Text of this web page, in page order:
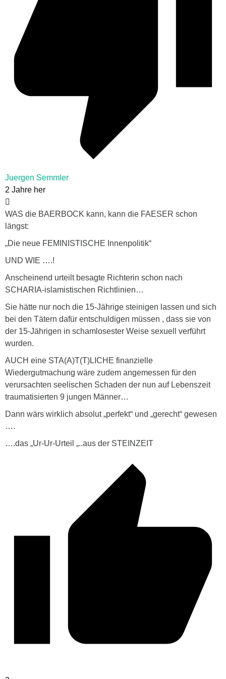
Juergen Semmler
2 Jahre her
WAS die BAERBOCK kann, kann die FAESER schon
längst:
„Die neue FEMINISTISCHE Innenpolitik“
UND WIE ….!
Anscheinend urteilt besagte Richterin schon nach
SCHARIA-islamistischen Richtlinien…
Sie hätte nur noch die 15-Jährige steinigen lassen und sich
bei den Tätern dafür entschuldigen müssen , dass sie von
der 15-Jährigen in schamlosester Weise sexuell verführt
wurden.
AUCH eine STA(A)T(T)LICHE finanzielle
Wiedergutmachung wäre zudem angemessen für den
verursachten seelischen Schaden der nun auf Lebenszeit
traumatisierten 9 jungen Männer…
Dann wärs wirklich absolut „perfekt“ und „gerecht“ gewesen
….
….das „Ur-Ur-Urteil „..aus der STEINZEIT